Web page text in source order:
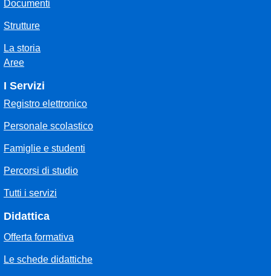
Documenti
Strutture
La storia
Aree
I Servizi
Registro elettronico
Personale scolastico
Famiglie e studenti
Percorsi di studio
Tutti i servizi
Didattica
Offerta formativa
Le schede didattiche